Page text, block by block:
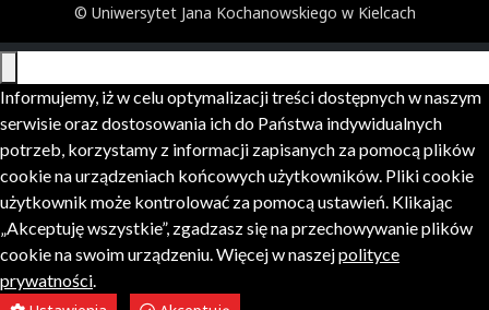
© Uniwersytet Jana Kochanowskiego w Kielcach
Informujemy, iż w celu optymalizacji treści dostępnych w naszym
serwisie oraz dostosowania ich do Państwa indywidualnych
potrzeb, korzystamy z informacji zapisanych za pomocą plików
cookie na urządzeniach końcowych użytkowników. Pliki cookie
użytkownik może kontrolować za pomocą ustawień. Klikając
„Akceptuję wszystkie”, zgadzasz się na przechowywanie plików
cookie na swoim urządzeniu. Więcej w naszejpolityce
prywatności.